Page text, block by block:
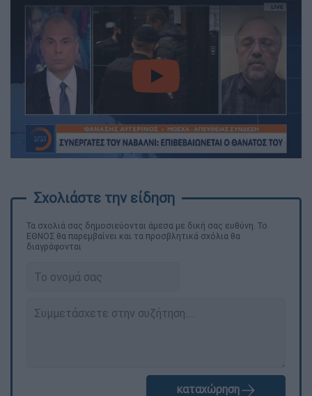
video
Τα σχολιά σας δημοσιεύονται άμεσα με δική σας ευθύνη. Το
ΕΘΝΟΣ θα παρεμβαίνει και τα προσβλητικά σχόλια θα
διαγράφονται
καταχώρηση